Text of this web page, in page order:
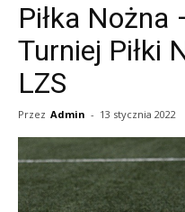
Piłka Nożna
Turniej Piłki
LZS
Przez Admin - 13 stycznia 2022